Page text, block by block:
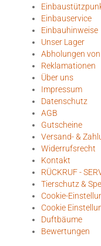
Einbauservice
Einbauhinweise
Unser Lager
Abholungen
Reklamationen
Über uns
Impressum
Datenschutz
AGB
Gutscheine
Versand- &
Widerrufsrecht
Kontakt
RÜCKRUF -
Tierschutz &
Cookie-
Cookie
Duftbäume
Bewertungen